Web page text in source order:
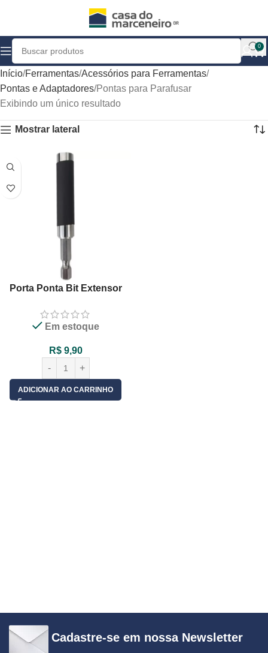
0
Início Ferramentas Acessórios para Ferramentas
Pontas e Adaptadores Pontas para Parafusar
Exibindo um único resultado
Mostrar lateral
Porta Ponta Bit Extensor
Retrátil – 01 Unid.
Em estoque
R$9,90
ADICIONAR AO CARRINHO
Cadastre-se em nossa Newsletter